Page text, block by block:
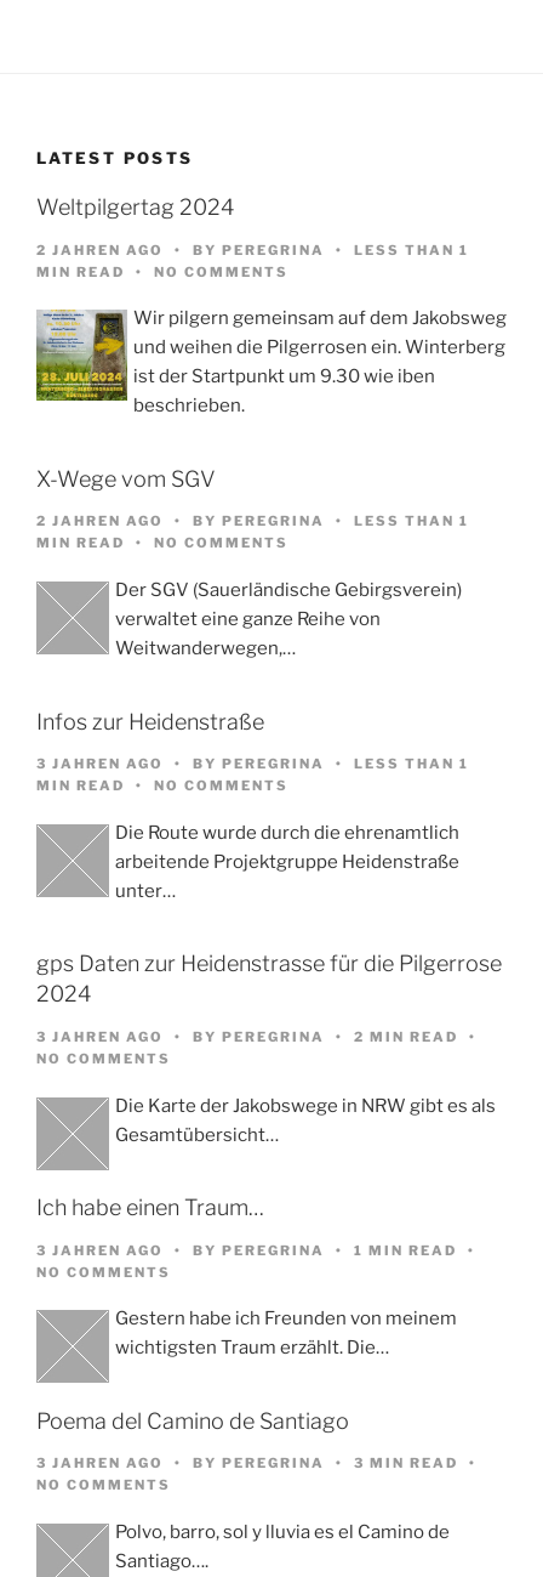
LATEST POSTS
Weltpilgertag 2024
2 JAHREN AGO BY PEREGRINA
LESS THAN 1
MIN READ
NO COMMENTS
Wir pilgern gemeinsam auf dem Jakobsweg
und weihen die Pilgerrosen ein. Winterberg
ist der Startpunkt um 9.30 wie iben
beschrieben.
X-Wege vom SGV
2 JAHREN AGO BY PEREGRINA
LESS THAN 1
MIN READ
NO COMMENTS
Der SGV (Sauerländische Gebirgsverein)
verwaltet eine ganze Reihe von
Weitwanderwegen,…
Infos zur Heidenstraße
3 JAHREN AGO BY PEREGRINA
LESS THAN 1
MIN READ
NO COMMENTS
Die Route wurde durch die ehrenamtlich
arbeitende Projektgruppe Heidenstraße
unter…
gps Daten zur Heidenstrasse für die Pilgerrose
2024
3 JAHREN AGO BY PEREGRINA
2 MIN READ
NO COMMENTS
Die Karte der Jakobswege in NRW gibt es als
Gesamtübersicht…
Ich habe einen Traum…
3 JAHREN AGO BY PEREGRINA
1 MIN READ
NO COMMENTS
Gestern habe ich Freunden von meinem
wichtigsten Traum erzählt. Die…
Poema del Camino de Santiago
3 JAHREN AGO BY PEREGRINA
3 MIN READ
NO COMMENTS
Polvo, barro, sol y lluvia es el Camino de
Santiago….